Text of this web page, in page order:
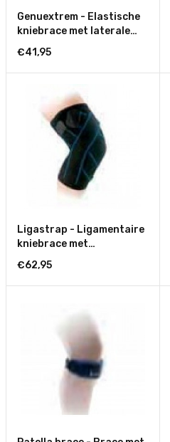
Genuextrem - Elastische
kniebrace met laterale
versterkingen
€41,95
Ligastrap - Ligamentaire
kniebrace met
functionele banden
€62,95